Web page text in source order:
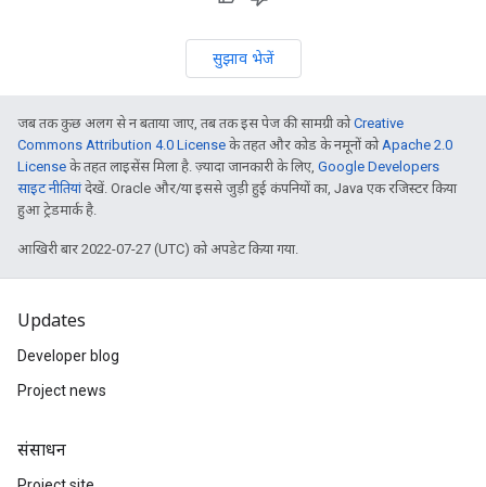
सुझाव भेजें
जब तक कुछ अलग से न बताया जाए, तब तक इस पेज की सामग्री कोCreative
Commons Attribution 4.0 License के तहत और कोड के नमूनों को Apache 2.0
License के तहत लाइसेंस मिला है. ज़्यादा जानकारी के लिए, Google Developers
साइट नीतियांदेखें. Oracle और/या इससे जुड़ी हुई कंपनियों का, Java एक रजिस्टर किया
हुआ ट्रेडमार्क है.
आखिरी बार 2022-07-27 (UTC) को अपडेट किया गया.
Updates
Developer blog
Project news
संसाधन